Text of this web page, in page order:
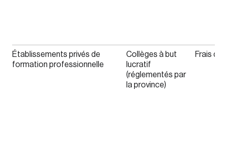
Établissements privés de
formation professionnelle
Collèges à but
lucratif
(réglementés par
la province)
Frais de